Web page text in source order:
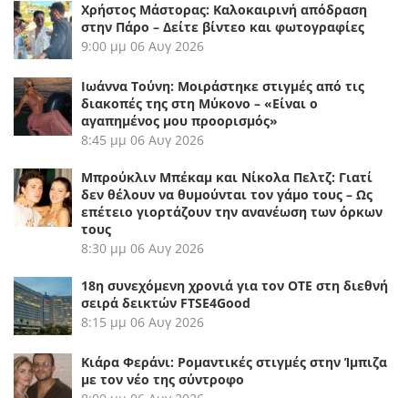
Χρήστος Μάστορας: Καλοκαιρινή απόδραση
στην Πάρο – Δείτε βίντεο και φωτογραφίες
9:00 μμ 06 Αυγ 2026
Ιωάννα Τούνη: Μοιράστηκε στιγμές από τις
διακοπές της στη Μύκονο – «Είναι ο
αγαπημένος μου προορισμός»
8:45 μμ 06 Αυγ 2026
Μπρούκλιν Μπέκαμ και Νίκολα Πελτζ: Γιατί
δεν θέλουν να θυμούνται τον γάμο τους – Ως
επέτειο γιορτάζουν την ανανέωση των όρκων
τους
8:30 μμ 06 Αυγ 2026
18η συνεχόμενη χρονιά για τον ΟΤΕ στη διεθνή
σειρά δεικτών FTSE4Good
8:15 μμ 06 Αυγ 2026
Κιάρα Φεράνι: Ρομαντικές στιγμές στην Ίμπιζα
με τον νέο της σύντροφο